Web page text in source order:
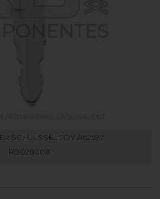
SCHLÜSSEL TOY A62597
RB028008